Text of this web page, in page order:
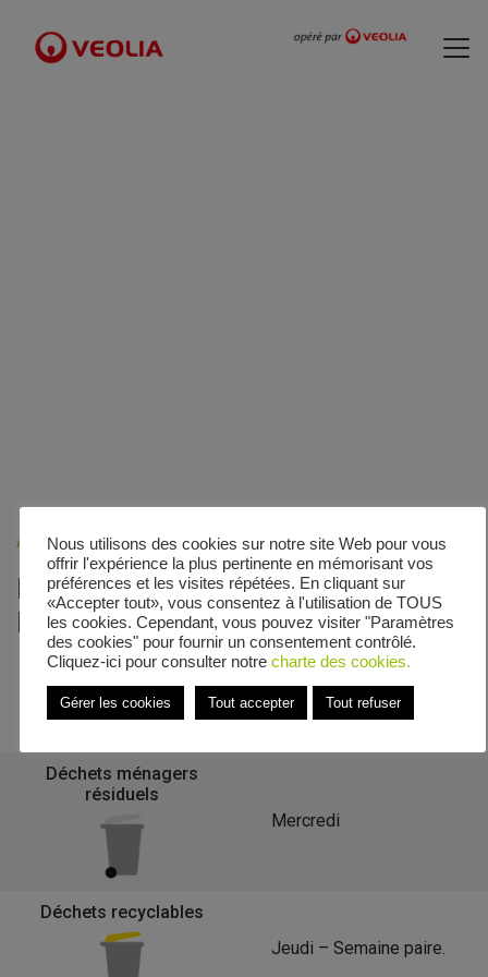
Accueil» Veolia - Zones de collecte» Pettonville
Le calendrier de collecte de
Pettonville
Retour à la liste des communes
Déchets ménagers
résiduels
Mercredi
Déchets recyclables
Jeudi – Semaine paire.
Nous utilisons des cookies sur notre site Web pour vous
offrir l'expérience la plus pertinente en mémorisant vos
préférences et les visites répétées. En cliquant sur
«Accepter tout», vous consentez à l'utilisation de TOUS
les cookies. Cependant, vous pouvez visiter "Paramètres
des cookies" pour fournir un consentement contrôlé.
Cliquez-ici pour consulter notre charte des cookies.
Gérer les cookies Tout accepter Tout refuser